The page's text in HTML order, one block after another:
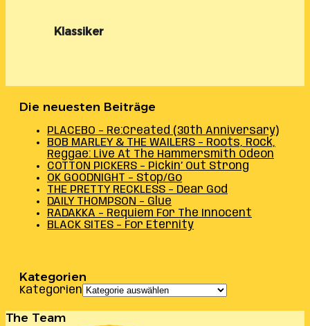
Klassiker
Die neuesten Beiträge
PLACEBO – Re:Created (30th Anniversary)
BOB MARLEY & THE WAILERS – Roots, Rock,
Reggae: Live At The Hammersmith Odeon
COTTON PICKERS – Pickin’ Out Strong
OK GOODNIGHT – Stop/Go
THE PRETTY RECKLESS – Dear God
DAILY THOMPSON – Glue
RADAKKA – Requiem For The Innocent
BLACK SITES – For Eternity
Kategorien
Kategorien
The Team